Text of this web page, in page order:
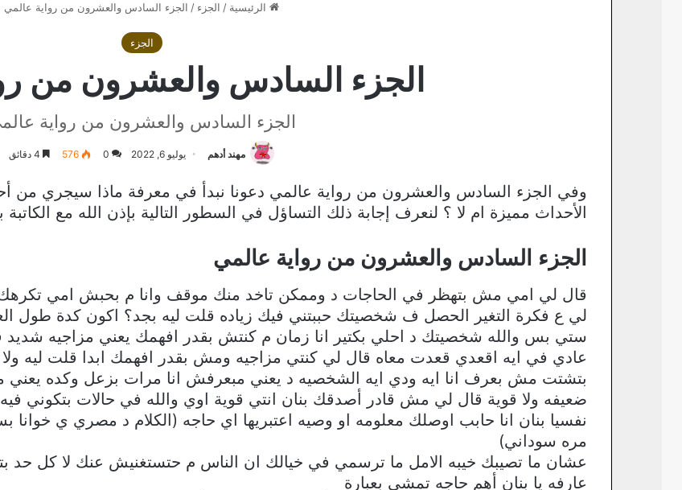
الرئيسية / الجزء / الجزء السادس والعشرون من رواية عالمي
الجزء
الجزء السادس والعشرون من
الجزء السادس والعشرون من رواية
مهند أدهم يوليو 6, 2022 0
576
وفي الجزء السادس والعشرون من رواية عالمي دعونا نبدأ في معرفة ماذا سيجري من
الأحداث مميزة ام لا ؟ لنعرف إجابة ذلك التساؤل في السطور التالية بإذن الله مع الكاتبة
الجزء السادس والعشرون من رواية عالمي
قال لي امي مش بتهظر في الحاجات د وممكن تاخد منك موقف وانا م بحبش امي
لي ع فكرة التغير الحصل ف شخصيتك حببتني فيك زياده قلت ليه بجد؟ اكون كدة طول
ستي بس والله شخصيتك د احلي بكتير انا زمان م كنتش بقدر افهمك يعني مزاجيه
عادي في ايه اقعدي قعدت معاه قال لي كنتي مزاجيه ومش بقدر افهمك ابدا قلت ليه
بتشتت مش بعرف انا ايه ودي ايه الشخصيه د يعني مبعرفش انا مرات بزعل وكده
ضعيفه ولا قوية قال لي مش قادر أصدقك بنان انتي قوية اوي والله في حالات بتكوني
نفسيا بنان انا حابب اوصلك معلومه او وصيه اعتبريها اي حاجه (الكلام د مصري ي
مره سوداني)
عشان ما تصيبك خيبه الامل ما ترسمي في خيالك ان الناس م حتستغنيش عنك لا كل حد
عارفه يا بنان أهم حاجه تمشي بعبارة